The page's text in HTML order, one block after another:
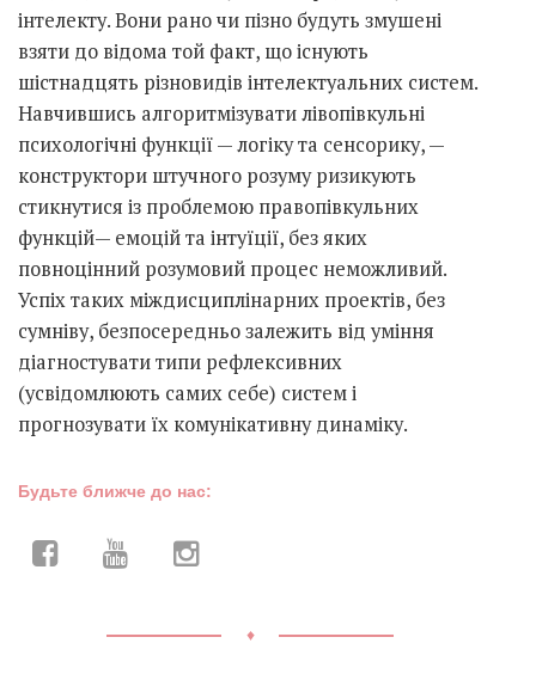
інтелекту. Вони рано чи пізно будуть змушені
взяти до відома той факт, що існують
шістнадцять різновидів інтелектуальних систем.
Навчившись алгоритмізувати лівопівкульні
психологічні функції — логіку та сенсорику, —
конструктори штучного розуму ризикують
стикнутися із проблемою правопівкульних
функцій— емоцій та інтуїції, без яких
повноцінний розумовий процес неможливий.
Успіх таких міждисциплінарних проектів, без
сумніву, безпосередньо залежить від уміння
діагностувати типи рефлексивних
(усвідомлюють самих себе) систем і
прогнозувати їх комунікативну динаміку.
Будьте ближче до нас:
♦